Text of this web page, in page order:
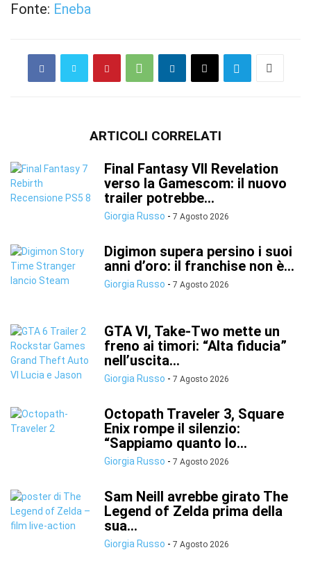
Fonte: Eneba
ARTICOLI CORRELATI
Final Fantasy VII Revelation
verso la Gamescom: il nuovo
trailer potrebbe...
Giorgia Russo - 7 Agosto 2026
Digimon supera persino i suoi
anni d’oro: il franchise non è...
Giorgia Russo - 7 Agosto 2026
GTA VI, Take-Two mette un
freno ai timori: “Alta fiducia”
nell’uscita...
Giorgia Russo - 7 Agosto 2026
Octopath Traveler 3, Square
Enix rompe il silenzio:
“Sappiamo quanto lo...
Giorgia Russo - 7 Agosto 2026
Sam Neill avrebbe girato The
Legend of Zelda prima della
sua...
Giorgia Russo - 7 Agosto 2026